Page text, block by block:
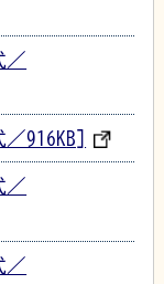
／
916KB]
／
／